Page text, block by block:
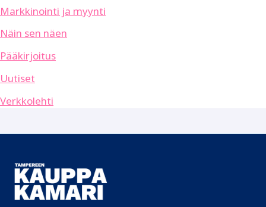
Markkinointi ja myynti
Näin sen näen
Pääkirjoitus
Uutiset
Verkkolehti